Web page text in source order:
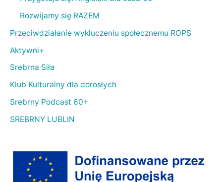
Rozwijamy się RAZEM
Przeciwdziałanie wykluczeniu społecznemu ROPS
Aktywni+
Srebrna Siła
Klub Kulturalny dla dorosłych
Srebrny Podcast 60+
SREBRNY LUBLIN